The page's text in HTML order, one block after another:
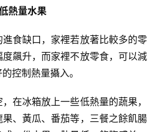
熱量水果
食缺口，家裡若放著比較多的零
飆升，而家裡不放零食，可以減
控制熱量攝入。
在冰箱放上一些低熱量的蔬果，
果、黃瓜、番茄等，三餐之餘飢腸